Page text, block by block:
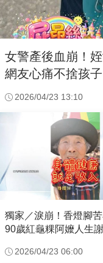
女警產後血崩！
網友心痛不捨孩子
2026/04/23 13:10
獨家／淚崩！香燈腳
90歲紅龜粿阿嬤人生
2026/04/23 06:00